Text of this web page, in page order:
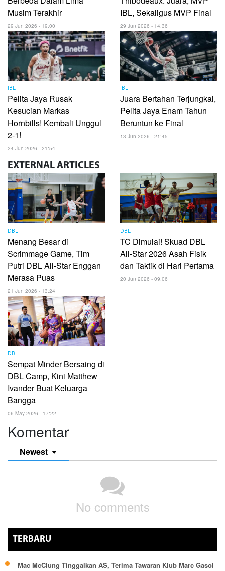
Musim Terakhir
29 Jun 2026 - 19:00
IBL, Sekaligus MVP Final
29 Jun 2026 - 14:36
IBL
Pelita Jaya Rusak
Kesucian Markas
Hornbills! Kembali Unggul
2-1!
24 Jun 2026 - 21:54
IBL
Juara Bertahan Terjungkal,
Pelita Jaya Enam Tahun
Beruntun ke Final
13 Jun 2026 - 21:45
EXTERNAL ARTICLES
DBL
Menang Besar di
Scrimmage Game, Tim
Putri DBL All-Star Enggan
Merasa Puas
21 Jun 2026 - 13:24
DBL
TC Dimulai! Skuad DBL
All-Star 2026 Asah Fisik
dan Taktik di Hari Pertama
20 Jun 2026 - 09:06
DBL
Sempat Minder Bersaing di
DBL Camp, Kini Matthew
Ivander Buat Keluarga
Bangga
06 May 2026 - 17:22
Komentar
Newest
No comments
TERBARU
Mac McClung Tinggalkan AS, Terima Tawaran Klub Marc Gasol